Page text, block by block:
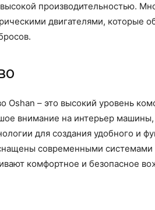
производительностью.
двигателями, которые
– это высокий уровень
внимание на интерьер машины,
для создания удобного и
современными системами
комфортное и безопасное